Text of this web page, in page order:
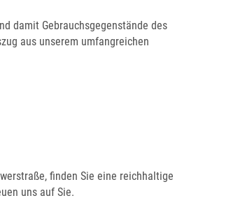
damit Gebrauchsgegenstände des
aus unserem umfangreichen
finden Sie eine reichhaltige
uns auf Sie.